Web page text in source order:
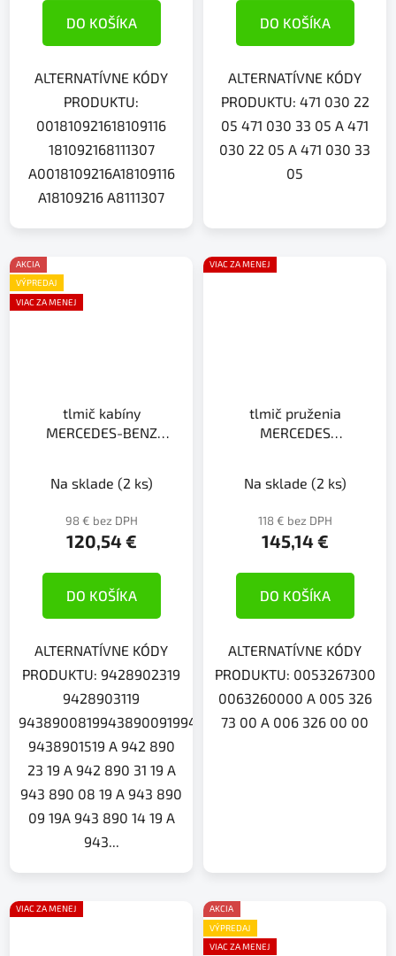
DO KOŠÍKA
ALTERNATÍVNE KÓDY
PRODUKTU:
001810921618109116
181092168111307
A0018109216A18109116
A18109216 A8111307
DO KOŠÍKA
ALTERNATÍVNE KÓDY
PRODUKTU: 471 030 22
05 471 030 33 05 A 471
030 22 05 A 471 030 33
05
AKCIA
VÝPREDAJ
VIAC ZA MENEJ
tlmič kabíny
MERCEDES-BENZ
Na sklade (2 ks)
98 € bez DPH
120,54 €
DO KOŠÍKA
ALTERNATÍVNE KÓDY
PRODUKTU: 9428902319
9428903119
943890081994389009199438901419
9438901519 A 942 890
23 19 A 942 890 31 19 A
943 890 08 19 A 943 890
09 19A 943 890 14 19 A
943...
VIAC ZA MENEJ
tlmič pruženia
MERCEDES
Na sklade (2 ks)
118 € bez DPH
145,14 €
DO KOŠÍKA
ALTERNATÍVNE KÓDY
PRODUKTU: 0053267300
0063260000 A 005 326
73 00 A 006 326 00 00
VIAC ZA MENEJ
AKCIA
VÝPREDAJ
VIAC ZA MENEJ